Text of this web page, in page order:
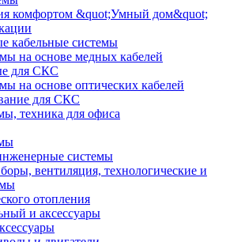
комфортом &quot;Умный дом&quot;
кабельные системы
на основе медных кабелей
для СКС
на основе оптических кабелей
для СКС
техника для офиса
системы
вентиляция, технологические и
отопления
и аксессуары